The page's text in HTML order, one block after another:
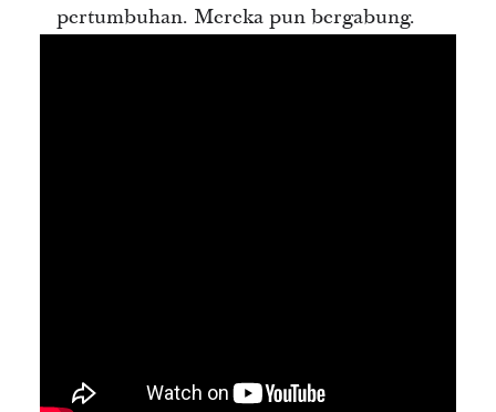
pertumbuhan. Mereka pun bergabung.